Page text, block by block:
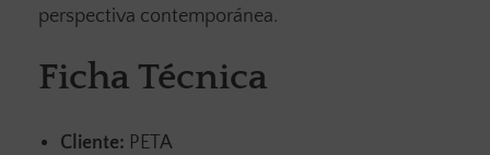
perspectiva contemporánea.
Ficha Técnica
Cliente: PETA